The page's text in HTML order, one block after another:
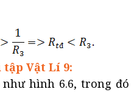
tập Vật Lí 9:
như hình 6.6, trong đó